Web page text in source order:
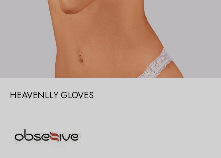
HEAVENLLY GLOVES